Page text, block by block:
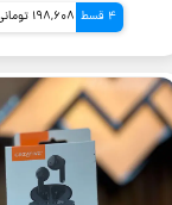
4 قسط 198,608 تومانی